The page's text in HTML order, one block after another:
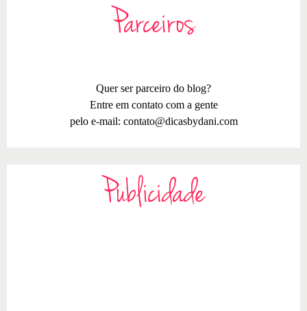
Parceiros
Quer ser parceiro do blog?
Entre em contato com a gente
pelo e-mail: contato@dicasbydani.com
Publicidade